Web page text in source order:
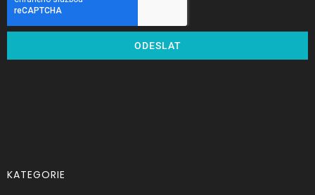
ODESLAT
KATEGORIE